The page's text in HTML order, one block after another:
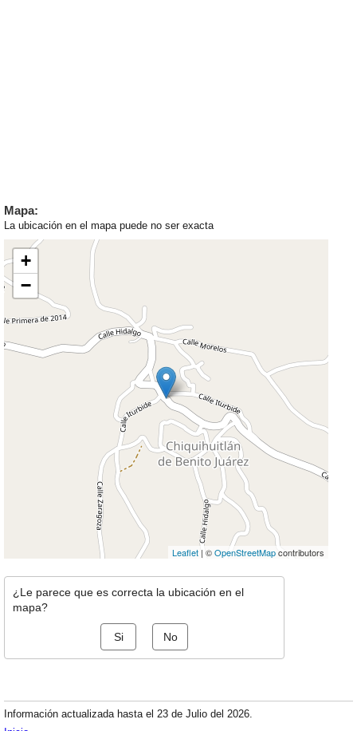
Mapa:
La ubicación en el mapa puede no ser exacta
+
−
Leaflet | ©OpenStreetMapcontributors
¿Le parece que es correcta la ubicación en el
mapa?
Si No
Información actualizada hasta el 23 de Julio del 2026.